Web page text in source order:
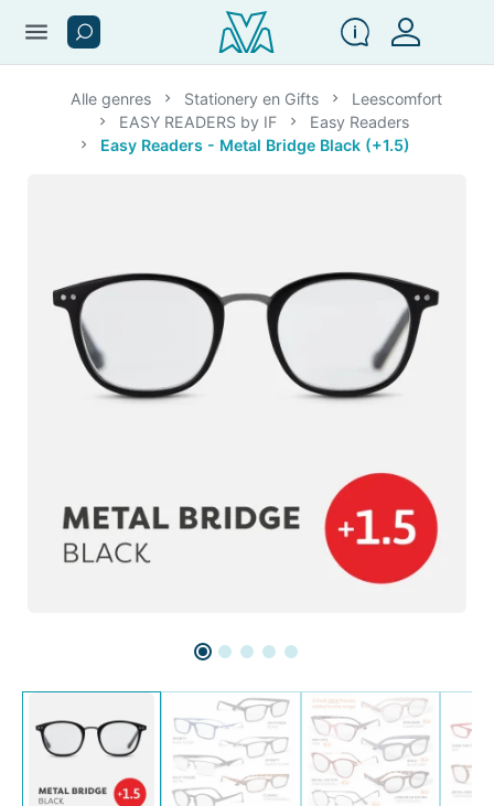
menu
Alle genres Stationery en Gifts
Leescomfort
EASY READERS by IF
Easy Readers
Easy Readers - Metal Bridge Black (+1.5)